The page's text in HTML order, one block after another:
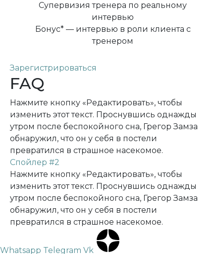
Супервизия тренера по реальному
интервью
Бонус* — интервью в роли клиента с
тренером
Зарегистрироваться
FAQ
Нажмите кнопку «Редактировать», чтобы
изменить этот текст. Проснувшись однажды
утром после беспокойного сна, Грегор Замза
обнаружил, что он у себя в постели
превратился в страшное насекомое.
Спойлер #2
Нажмите кнопку «Редактировать», чтобы
изменить этот текст. Проснувшись однажды
утром после беспокойного сна, Грегор Замза
обнаружил, что он у себя в постели
превратился в страшное насекомое.
Whatsapp Telegram Vk